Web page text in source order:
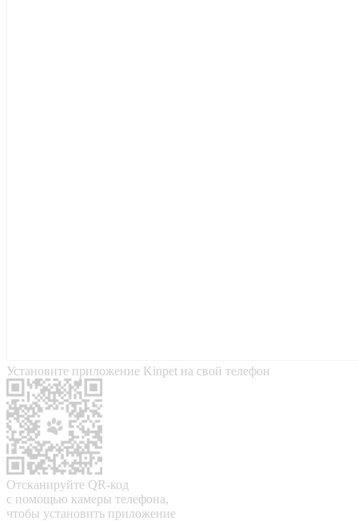
Установите приложение Kinpet на свой телефон
Отсканируйте QR-код
с помощью камеры телефона,
чтобы установить приложение